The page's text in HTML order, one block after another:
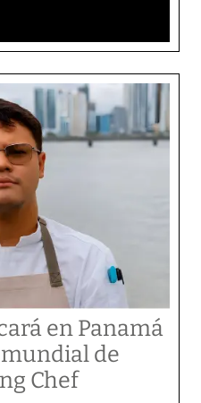
en Panamá
de
Chef